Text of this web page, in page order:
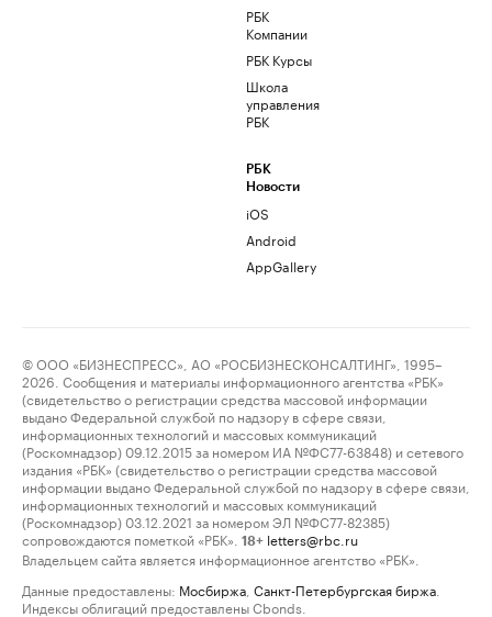
РБК
Компании
РБК Курсы
Школа
управления
РБК
РБК
Новости
iOS
Android
AppGallery
© ООО «БИЗНЕСПРЕСС», АО «РОСБИЗНЕСКОНСАЛТИНГ», 1995–
2026. Сообщения и материалы информационного агентства «РБК»
(свидетельство о регистрации средства массовой информации
выдано Федеральной службой по надзору в сфере связи,
информационных технологий и массовых коммуникаций
(Роскомнадзор) 09.12.2015 за номером ИА №ФС77-63848) и сетевого
издания «РБК» (свидетельство о регистрации средства массовой
информации выдано Федеральной службой по надзору в сфере связи,
информационных технологий и массовых коммуникаций
(Роскомнадзор) 03.12.2021 за номером ЭЛ №ФС77-82385)
сопровождаются пометкой «РБК».
18+ letters@rbc.ru
Владельцем сайта является информационное агентство «РБК».
Данные предоставлены: Мосбиржа Санкт-Петербургская биржа
Индексы облигаций предоставлены Cbonds.